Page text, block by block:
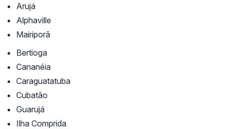
Arujá
Alphaville
Mairiporã
Bertioga
Cananéia
Caraguatatuba
Cubatão
Guarujá
Ilha Comprida